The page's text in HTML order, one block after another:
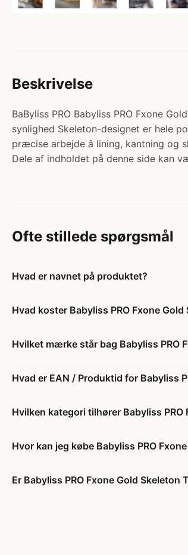
Beskrivelse
BaByliss PRO Babyliss PRO Fxone
synlighed Skeleton-designet er hele
præcise arbejde â lining, kantning
Dele af indholdet på denne side kan
Ofte stillede spørgsmål
Hvad er navnet på produktet?
Hvad koster Babyliss PRO Fxone Gold
Hvilket mærke står bag Babyliss PRO
Hvad er EAN / Produktid for Babyliss
Hvilken kategori tilhører Babyliss PRO
Hvor kan jeg købe Babyliss PRO
Er Babyliss PRO Fxone Gold Skeleton